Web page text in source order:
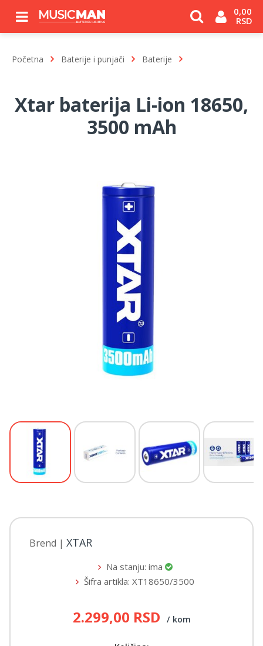
0,00
RSD
Početna Baterije i punjači Baterije
Xtar baterija Li-ion 18650,
3500 mAh
Brend | XTAR
Na stanju: ima
Šifra artikla: XT18650/3500
2.299,00 RSD / kom